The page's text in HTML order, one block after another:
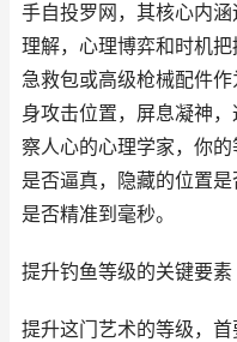
手自投罗网，其核心内
理解，心理博弈和时机
急救包或高级枪械配件
身攻击位置，屏息凝神
察人心的心理学家，你
是否逼真，隐藏的位置
是否精准到毫秒。
提升钓鱼等级的关键要素
提升这门艺术的等级，